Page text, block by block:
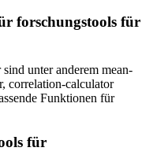
forschungstools für
unter anderem mean-
correlation-calculator
Funktionen für
für